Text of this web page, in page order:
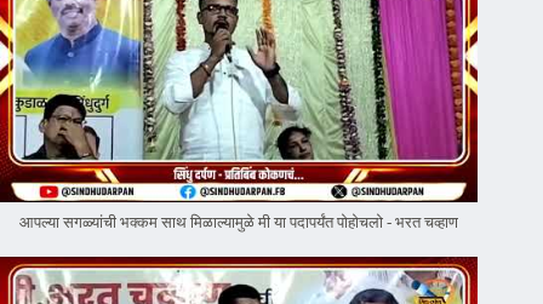
आपल्या सगळ्यांची भक्कम साथ मिळाल्यामुळे मी या पदापर्यंत पोहोचलो - भरत चव्हाण